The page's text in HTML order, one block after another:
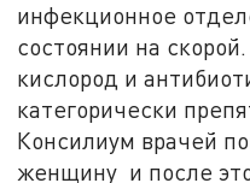
инфекционное
состоянии на
кислород и
категорически
Консилиум врачей
женщину и после